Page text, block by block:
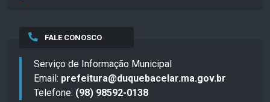
FALE CONOSCO
Serviço de Informação Municipal
Email: prefeitura@duquebacelar.ma.gov.br
Telefone: (98) 98592-0138